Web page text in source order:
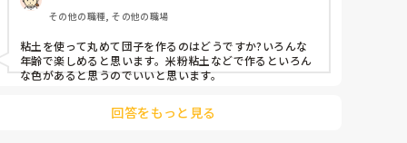
その他の職種, その他の職場
粘土を使って丸めて団子を作るのはどうですか?いろんな
年齢で楽しめると思います。米粉粘土などで作るといろん
な色があると思うのでいいと思います。
回答をもっと見る